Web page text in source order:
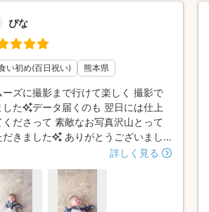
ぴな
い初め(百日祝い) 熊本県
ーズに撮影まで行けて楽しく 撮影で
した✨データ届くのも 翌日には仕上
くださって 素敵なお写真沢山とって
だきました✨️ ありがとうございまし
詳しく見る